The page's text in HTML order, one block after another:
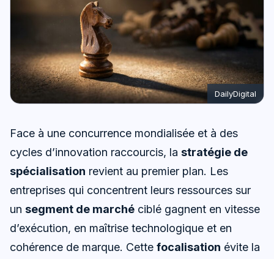
DailyDigital
Face à une concurrence mondialisée et à des
cycles d’innovation raccourcis, la stratégie de
spécialisation revient au premier plan. Les
entreprises qui concentrent leurs ressources sur
un segment de marché ciblé gagnent en vitesse
d’exécution, en maîtrise technologique et en
cohérence de marque. Cette focalisation évite la